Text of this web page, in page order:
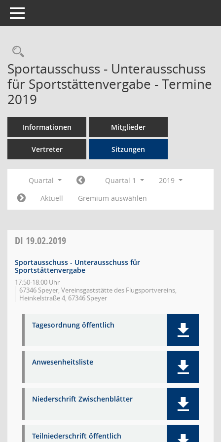
Toggle navigation
Rechercheauswahl
Sportausschuss - Unterausschuss
für Sportstättenvergabe - Termine
2019
Informationen Mitglieder
Vertreter Sitzungen
Quartal Quartal 1
2019
Aktuell
Gremium auswählen
DI 19.02.2019
Sportausschuss - Unterausschuss für
Sportstättenvergabe
17:50-18:00 Uhr
67346 Speyer, Vereinsgaststätte des Flugsportvereins,
Heinkelstraße 4, 67346 Speyer
Tagesordnung öffentlich
Anwesenheitsliste
Niederschrift Zwischenblätter
Teilniederschrift öffentlich